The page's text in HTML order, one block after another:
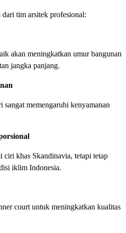
tim arsitek profesional:
akan meningkatkan umur bangunan
jangka panjang.
sangat memengaruhi kenyamanan
ciri khas Skandinavia, tetapi tetap
iklim Indonesia.
court untuk meningkatkan kualitas